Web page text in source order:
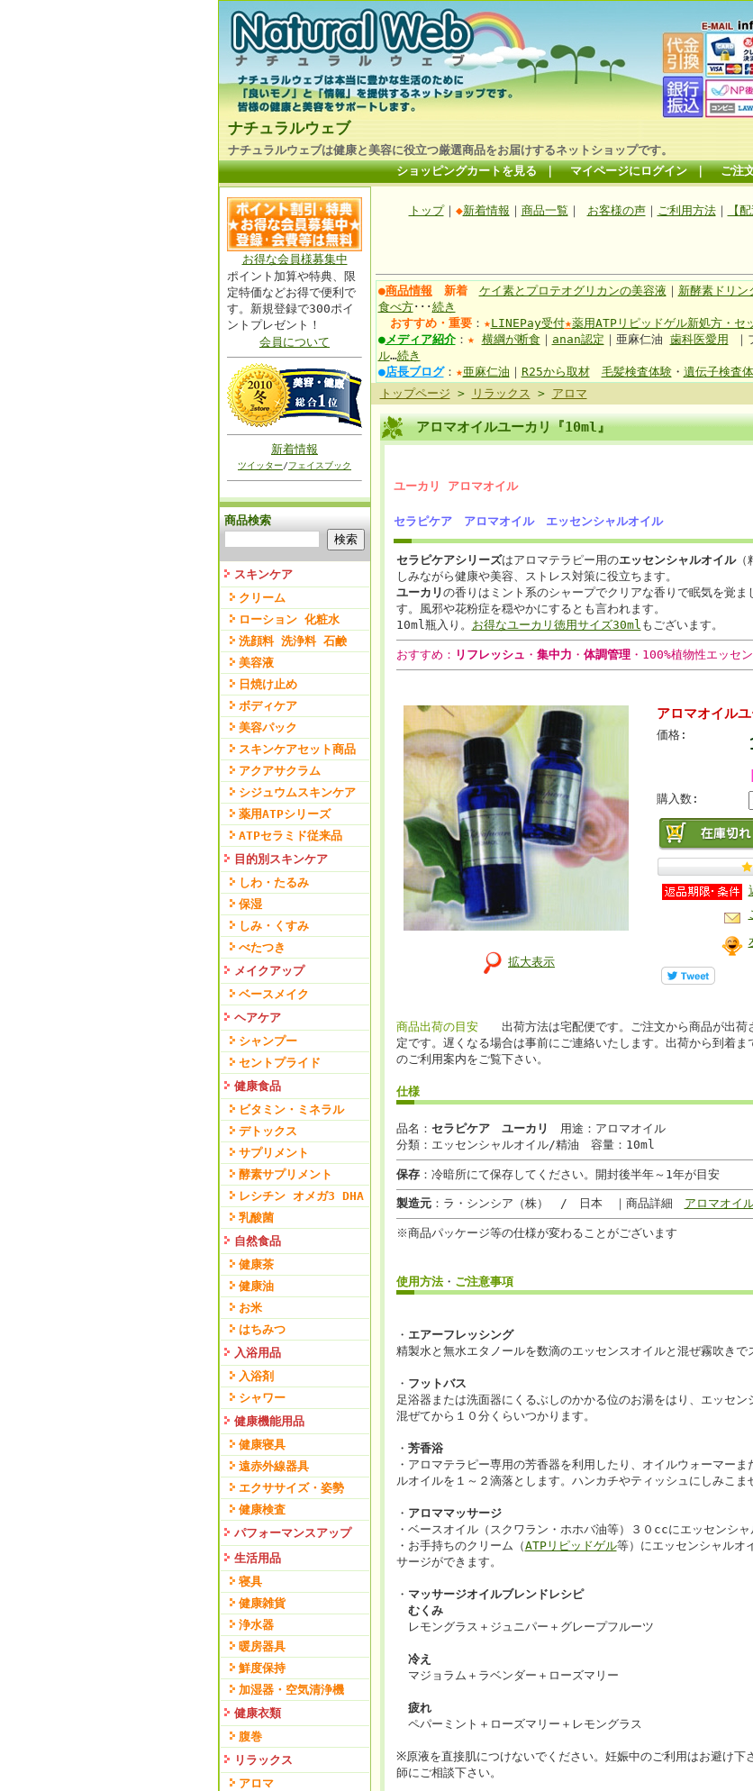
ナチュラルウェブ
ナチュラルウェブは健康と美容に役立つ厳選商品をお届けするネットショップです。
ショッピングカートを見る｜ マイページにログイン｜ ご注
お得な会員様募集中
ポイント加算や特典、限
定特価などお得で便利で
す。新規登録で300ポイ
ントプレゼント！
会員について
新着情報
ツイッター/フェイスブック
商品検索
スキンケア
クリーム
ローション 化粧水
洗顔料 洗浄料 石鹸
美容液
日焼け止め
ボディケア
美容パック
スキンケアセット商品
アクアサクラム
シジュウムスキンケア
薬用ATPシリーズ
ATPセラミド従来品
目的別スキンケア
しわ・たるみ
保湿
しみ・くすみ
べたつき
メイクアップ
ベースメイク
ヘアケア
シャンプー
セントプライド
健康食品
ビタミン・ミネラル
デトックス
サプリメント
酵素サプリメント
レシチン オメガ3 DHA
乳酸菌
自然食品
健康茶
健康油
お米
はちみつ
入浴用品
入浴剤
シャワー
健康機能用品
健康寝具
遠赤外線器具
エクササイズ・姿勢
健康検査
パフォーマンスアップ
生活用品
寝具
健康雑貨
浄水器
暖房器具
鮮度保持
加湿器・空気清浄機
健康衣類
腹巻
リラックス
アロマ
トップ｜ ◆新着情報 ｜ 商品一覧 ｜ お客様の声｜ ご利用方法｜ 【
●商品情報 新着 ケイ素とプロテオグリカンの美容液 ｜ 新酵素ドリン
食べ方･･･続き
おすすめ・重要： ★LINEPay受付★薬用ATPリピッドゲル新処方・セ
●メディア紹介： ★ 横綱が断食 ｜ anan認定 ｜亜麻仁油 歯科医愛用 ｜
ル…続き
●店長ブログ： ★亜麻仁油 ｜ R25から取材 毛髪検査体験・ 遺伝子検査
トップページ > リラックス > アロマ
アロマオイルユーカリ『10ml』
ユーカリ アロマオイル
セラピケア アロマオイル エッセンシャルオイル
セラピケアシリーズはアロマテラピー用のエッセンシャルオイル（
しみながら健康や美容、ストレス対策に役立ちます。
ユーカリ の香りはミント系のシャープでクリアな香りで眠気を覚ま
す。風邪や花粉症を穏やかにするとも言われます。
10ml瓶入り。 お得なユーカリ徳用サイズ30ml もございます。
おすすめ： リフレッシュ ・ 集中力 ・ 体調管理・100%植物性エッセ
拡大表示
アロマオイル
価格:
購入数:
商品出荷の目安出荷方法は宅配便です。ご注文から商品が出荷
定です。遅くなる場合は事前にご連絡いたします。出荷から到着
のご利用案内をご覧下さい。
仕様
品名： セラピケア ユーカリ
用途：アロマオイル
分類：エッセンシャルオイル/精油 容量：10ml
保存：冷暗所にて保存してください。開封後半年～1年が目安
製造元：ラ・シンシア（株） / 日本 ｜商品詳細 アロマオイ
※商品パッケージ等の仕様が変わることがございます
使用方法・ ご注意事項
・ エアーフレッシング
精製水と無水エタノールを数滴のエッセンスオイルと混ぜ霧吹きで
・ フットバス
足浴器または洗面器にくるぶしのかかる位のお湯をはり、エッセ
混ぜてから１０分くらいつかります。
・ 芳香浴
・アロマテラピー専用の芳香器を利用したり、オイルウォーマー
ルオイルを１～２滴落とします。ハンカチやティッシュにしみこま
・ アロママッサージ
・ベースオイル（スクワラン・ホホバ油等）３０ccにエッセンシ
・お手持ちのクリーム（ATPリピッドゲル等）にエッセンシャルオ
サージができます。
・ マッサージオイルブレンドレシピ
むくみ
レモングラス＋ジュニパー＋グレープフルーツ
冷え
マジョラム＋ラベンダー＋ローズマリー
疲れ
ペパーミント＋ローズマリー＋レモングラス
※原液を直接肌につけないでください。妊娠中のご利用はお避け下
師にご相談下さい。